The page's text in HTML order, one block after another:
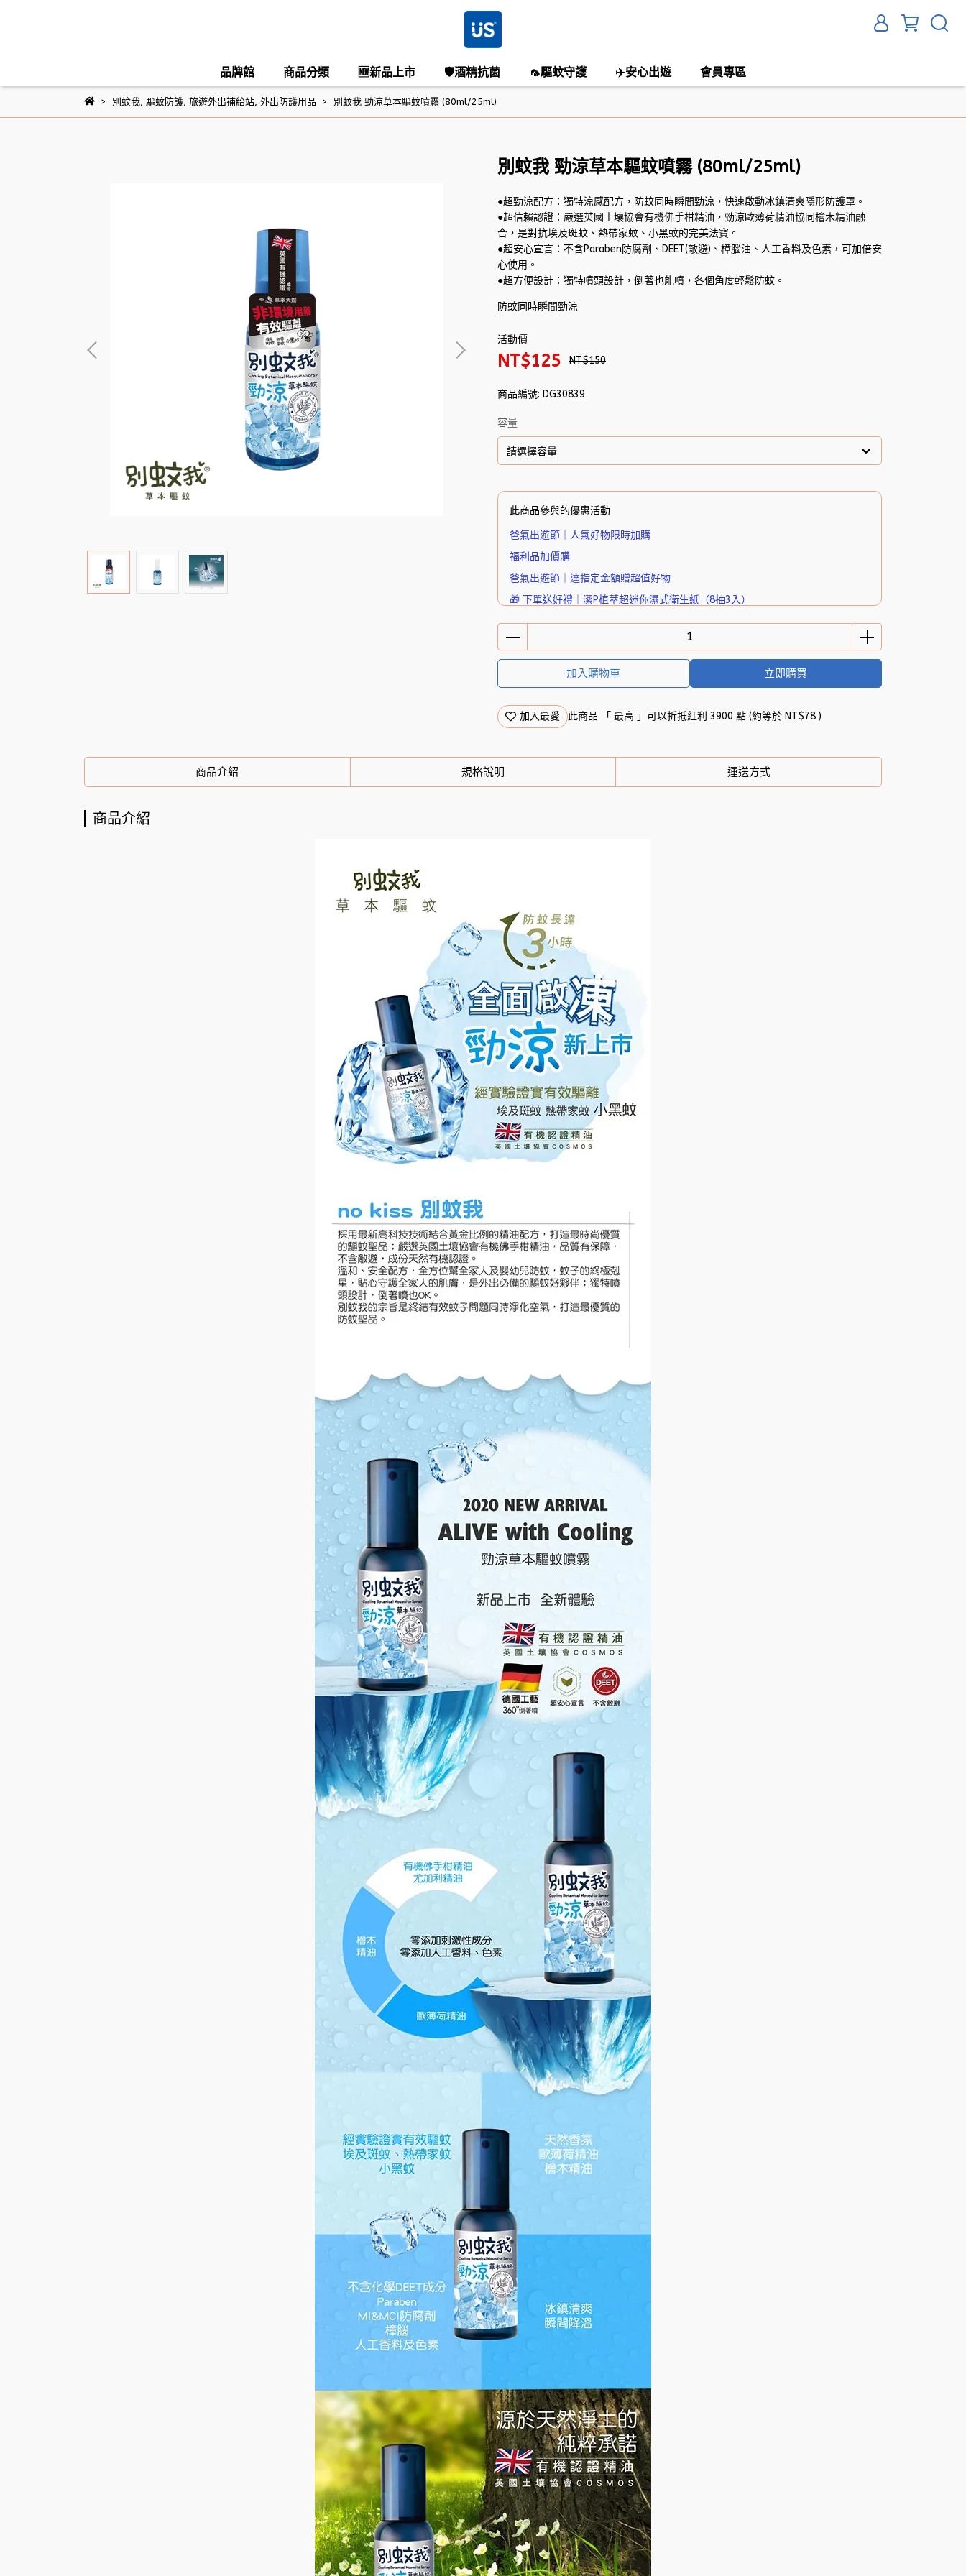
品牌館 商品分類 🆕新品上市 🛡️酒精抗菌 🦟驅蚊守護 ✈️安心出遊 會員專區
別蚊我, 驅蚊防護, 旅遊外出補給站, 外出防護用品 別蚊我 勁涼草本驅蚊噴霧 (80ml/25ml)
別蚊我 勁涼草本驅蚊噴霧 (80ml/25ml)
●超勁涼配方：獨特涼感配方，防蚊同時瞬間勁涼，快速啟動冰鎮清爽隱形防護罩。
●超信賴認證：嚴選英國土壤協會有機佛手柑精油，勁涼歐薄荷精油協同檜木精油融
合，是對抗埃及斑蚊、熱帶家蚊、小黑蚊的完美法寶。
●超安心宣言：不含Paraben防腐劑、DEET(敵避)、樟腦油、人工香料及色素，可加倍安
心使用。
●超方便設計：獨特噴頭設計，倒著也能噴，各個角度輕鬆防蚊。
防蚊同時瞬間勁涼
活動價
NT$125 NT$150
商品編號: DG30839
容量
此商品參與的優惠活動
爸氣出遊節｜人氣好物限時加購
福利品加價購
爸氣出遊節｜達指定金額贈超值好物
🎁 下單送好禮｜潔P植萃超迷你濕式衛生紙（8抽3入）
加入購物車 立即購買
加入最愛 此商品 「 最高 」可以折抵紅利 3900 點 (約等於 NT$78 )
商品介紹 規格說明 運送方式
商品介紹